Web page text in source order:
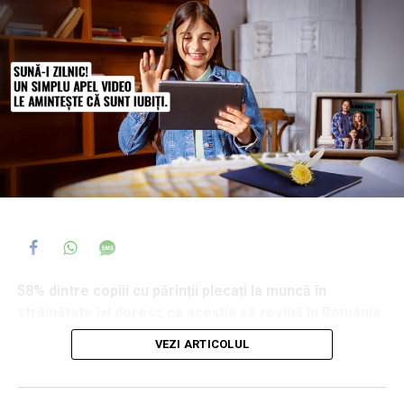
și 44% dintre ei spun că, atunci când se confruntă cu o
problemă serioasă, primul ajutor îl caută tot la părinți,
VEZI ARTICOLUL